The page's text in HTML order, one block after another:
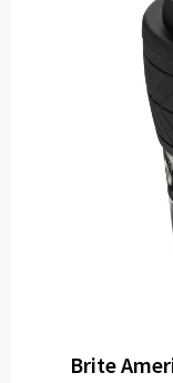
Brite